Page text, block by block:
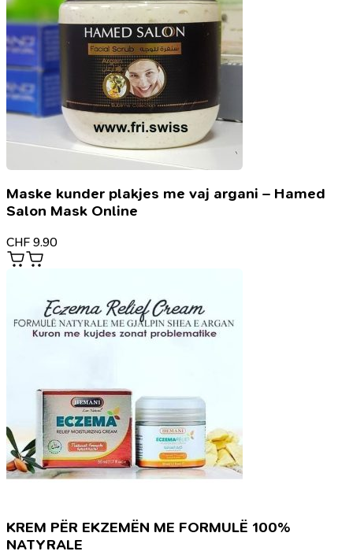
Maske kunder plakjes me vaj argani – Hamed
Salon Mask Online
CHF 9.90
KREM PËR EKZEMËN ME FORMULË 100%
NATYRALE